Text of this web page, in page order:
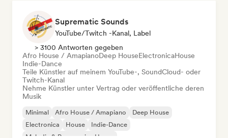
Suprematic Sounds
YouTube/Twitch -Kanal, Label
> 3100 Antworten gegeben
Afro House / AmapianoDeep HouseElectronicaHouse
Indie-Dance
Teile Künstler auf meinem YouTube-, SoundCloud- oder
Twitch-Kanal
Nehme Künstler unter Vertrag oder veröffentliche deren
Musik
Minimal Afro House / Amapiano
Deep House
Electronica
House
Indie-Dance